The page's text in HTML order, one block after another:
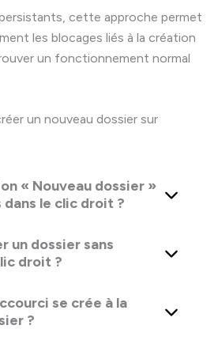
cette approche permet
les blocages liés à la création
un fonctionnement normal
un nouveau dossier sur
« Nouveau dossier »
dans le clic droit ?
un dossier sans
droit ?
se crée à la
?